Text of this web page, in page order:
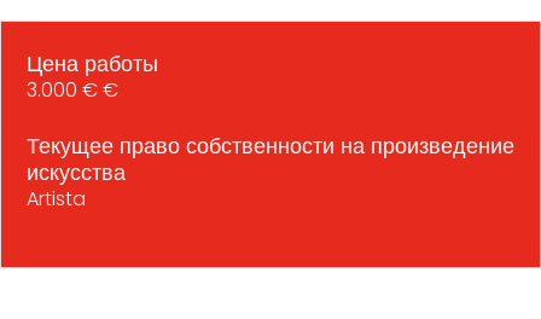
Цена работы
3.000 € €
Текущее право собственности на произведение
искусства
Artista